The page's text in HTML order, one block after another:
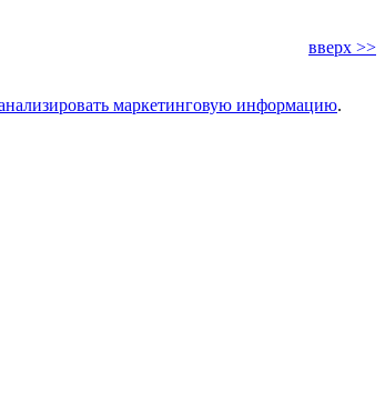
вверх >>
маркетинговую информацию.